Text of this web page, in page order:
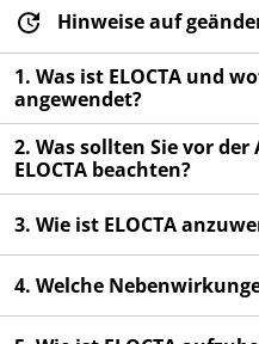
ELOCTA 4000 I.E.
Herstellung
Efmoroctocog
Lesen Sie die gesamte
durch, bevor Sie mit der
Arzneimittels
Informationen.
Heben Sie die
möchten Sie diese
Hinweise auf
1. Was ist ELOCTA und
angewendet?
2. Was sollten Sie vor
ELOCTA beachten?
3. Wie ist ELOCTA
4. Welche